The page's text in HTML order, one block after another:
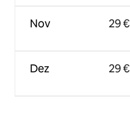
Nov
Dez
29 €
29 €